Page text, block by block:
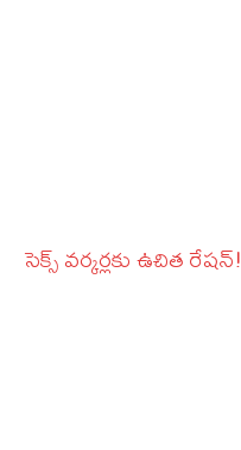
సెక్స్‌ వర్కర్లకు ఉచిత రేషన్‌!